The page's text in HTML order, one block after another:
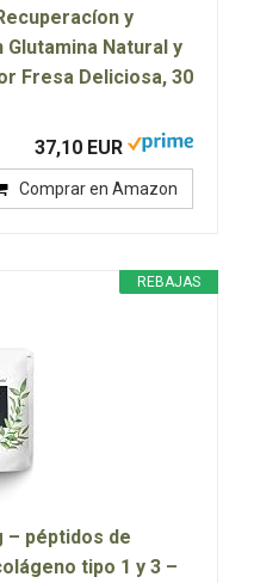
y
Natural y
Fresa Deliciosa, 30
37,10 EUR
Comprar en Amazon
REBAJAS
– péptidos de
tipo 1 y 3 –